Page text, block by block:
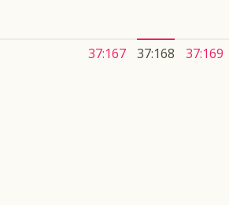
37:167 37:168 37:169